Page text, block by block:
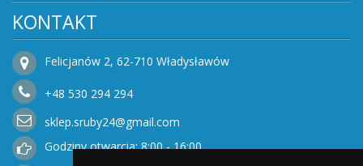
KONTAKT
Felicjanów 2, 62-710 Władysławów
+48 530 294 294
sklep.sruby24@gmail.com
Godziny otwarcia: 8:00 - 16:00